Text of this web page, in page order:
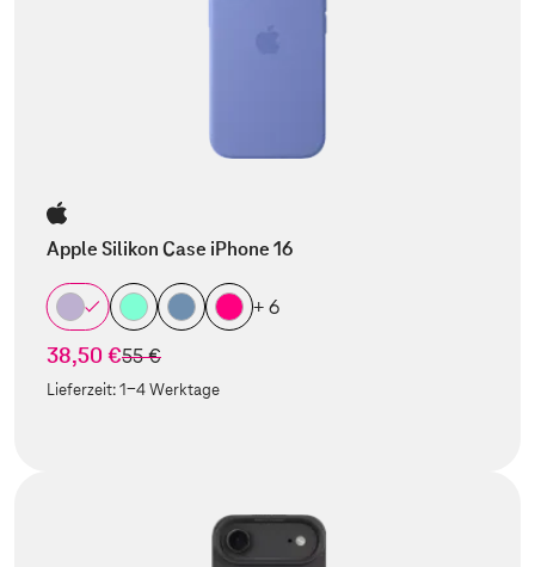
Apple Silikon Case iPhone 16
+ 6
38,50 €statt
55 €
Lieferzeit:1-4 Werktage